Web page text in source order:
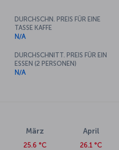
DURCHSCHN. PREIS FÜR EINE
TASSE KAFFE
N/A
DURCHSCHNITT. PREIS FÜR EIN
ESSEN (2 PERSONEN)
N/A
März
25.6 °C
April
26.1 °C